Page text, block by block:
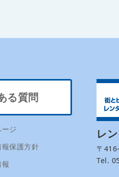
る質問
ジ
保護方針
レ
〒
Tel.